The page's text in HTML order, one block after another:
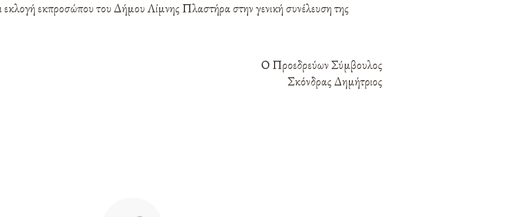
εκλογή εκπροσώπου του Δήμου Λίμνης Πλαστήρα στην γενική συνέλευση της
Ο Προεδρεύων Σύμβουλος
Σκόνδρας Δημήτριος